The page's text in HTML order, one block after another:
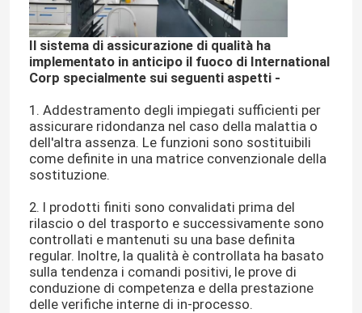
Il sistema di assicurazione di qualità ha
implementato in anticipo il fuoco di International
Corp specialmente sui seguenti aspetti -
1. Addestramento degli impiegati sufficienti per
assicurare ridondanza nel caso della malattia o
dell'altra assenza. Le funzioni sono sostituibili
come definite in una matrice convenzionale della
sostituzione.
2. I prodotti finiti sono convalidati prima del
rilascio o del trasporto e successivamente sono
controllati e mantenuti su una base definita
regular. Inoltre, la qualità è controllata ha basato
sulla tendenza i comandi positivi, le prove di
conduzione di competenza e della prestazione
delle verifiche interne di in-processo.